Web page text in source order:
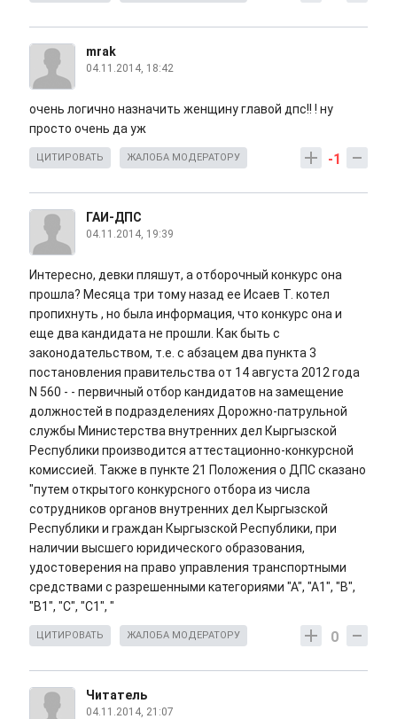
mrak
04.11.2014, 18:42
очень логично назначить женщину главой дпс!! ! ну
просто очень да уж
-1
ЦИТИРОВАТЬ ЖАЛОБА МОДЕРАТОРУ
ГАИ-ДПС
04.11.2014, 19:39
Интересно, девки пляшут, а отборочный конкурс она
прошла? Месяца три тому назад ее Исаев Т. котел
пропихнуть , но была информация, что конкурс она и
еще два кандидата не прошли. Как быть с
законодательством, т.е. с абзацем два пункта 3
постановления правительства от 14 августа 2012 года
N 560 - - первичный отбор кандидатов на замещение
должностей в подразделениях Дорожно-патрульной
службы Министерства внутренних дел Кыргызской
Республики производится аттестационно-конкурсной
комиссией. Также в пункте 21 Положения о ДПС сказано
"путем открытого конкурсного отбора из числа
сотрудников органов внутренних дел Кыргызской
Республики и граждан Кыргызской Республики, при
наличии высшего юридического образования,
удостоверения на право управления транспортными
средствами с разрешенными категориями "А", "А1", "В",
"В1", "С", "С1", "
0
ЦИТИРОВАТЬ ЖАЛОБА МОДЕРАТОРУ
Читатель
04.11.2014, 21:07